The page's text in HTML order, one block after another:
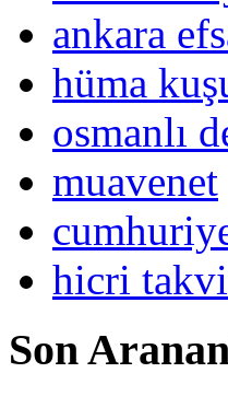
ankara
hüma
osmanlı
muavenet
hicri
Son